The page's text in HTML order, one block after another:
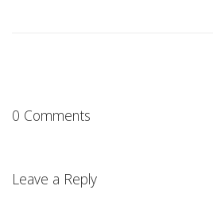
0 Comments
Leave a Reply